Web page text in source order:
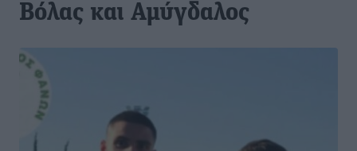
Βόλας και Αμύγδαλος